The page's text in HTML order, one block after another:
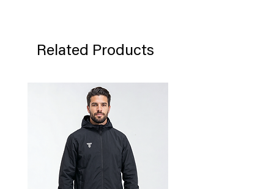
Related Products